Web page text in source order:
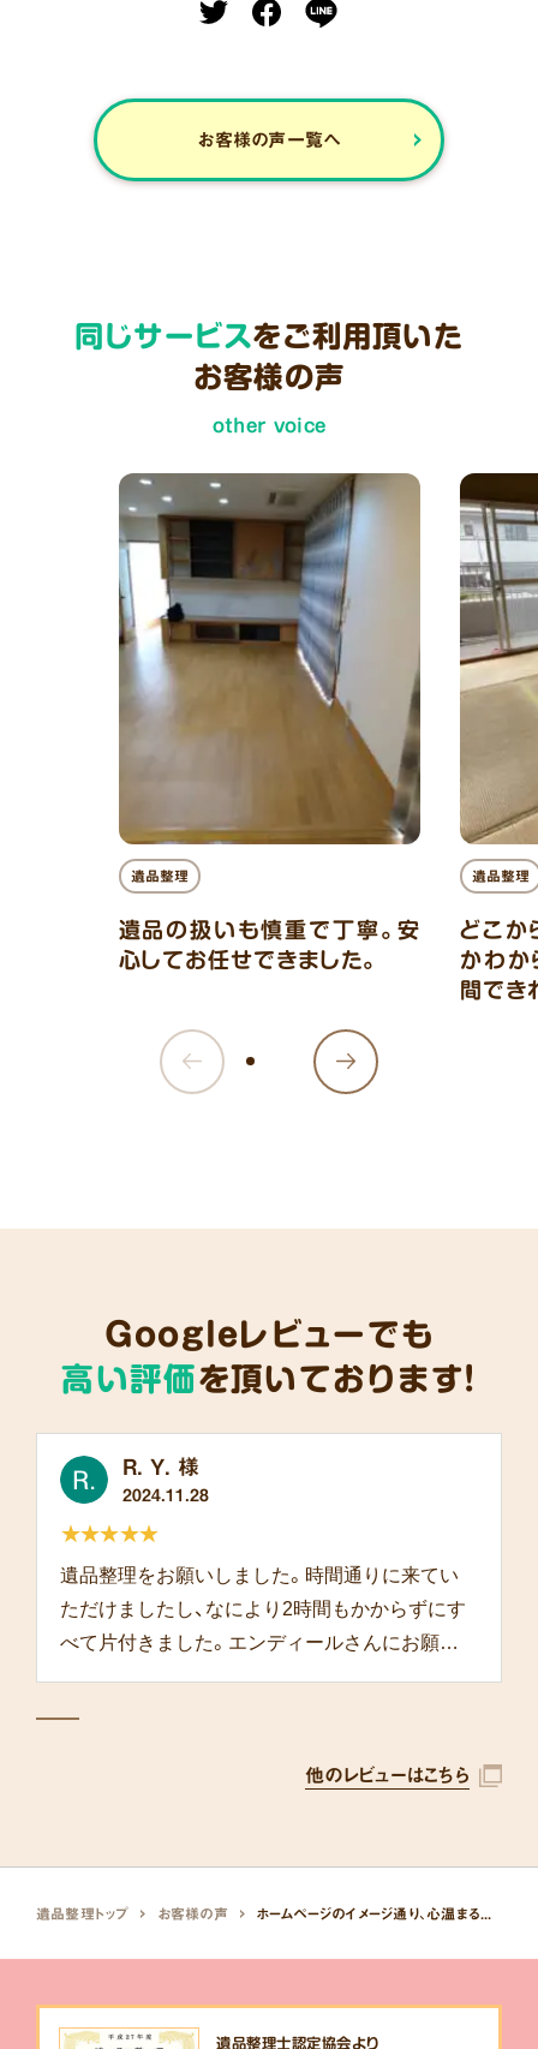
お客様の声一覧へ
同じサービスをご利用頂いた
お客様の声
other voice
遺品整理
遺品の扱いも慎重で丁寧。安
心してお任せできました。
遺品整理
どこか
かわか
間でき
Googleレビューでも
高い評価を頂いております!
R. Y. 様
2024.11.28
遺品整理をお願いしました。時間通りに来てい
ただけましたし、なにより2時間もかからずにす
べて片付きました。エンディールさんにお願い
★★★★★
他のレビューはこちら
遺品整理トップ お客様の声
遺品整理士認定協会より